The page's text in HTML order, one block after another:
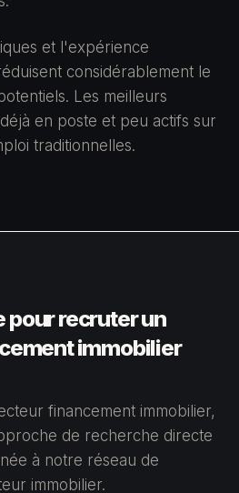
et l'expérience
considérablement le
Les meilleurs
en poste et peu actifs sur
traditionnelles.
pour recruter un
immobilier
financement immobilier,
de recherche directe
à notre réseau de
immobilier.